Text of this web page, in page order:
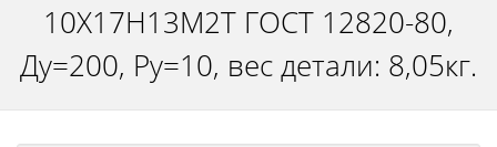
10Х17Н13М2Т ГОСТ 12820-80,
Ду=200, Ру=10, вес детали: 8,05кг.